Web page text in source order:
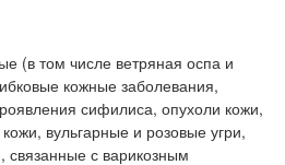
(в том числе ветряная оспа и
кожные заболевания,
сифилиса, опухоли кожи,
вульгарные и розовые угри,
связанные с варикозным